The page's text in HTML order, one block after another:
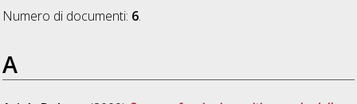
Numero di documenti: 6.
A